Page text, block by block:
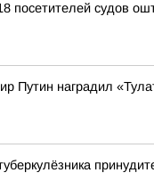
посетителей судов
Путин наградил